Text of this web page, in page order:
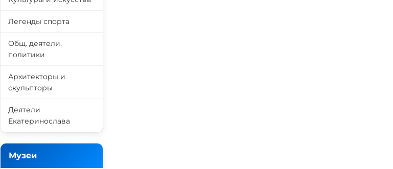
Легенды спорта
Общ. деятели,
политики
Архитекторы и
скульпторы
Деятели
Екатеринослава
Музеи